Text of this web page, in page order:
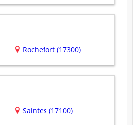
Rochefort (17300)
Saintes (17100)